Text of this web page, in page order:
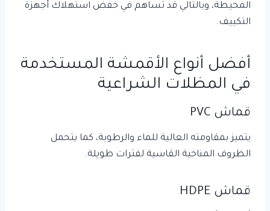
المحيطة، وبالتالي قد تساهم في خفض استهلاك أجهزة
التكييف.
أفضل أنواع الأقمشة المستخدمة
في المظلات الشراعية
قماش PVC
يتميز بمقاومته العالية للماء والرطوبة، كما يتحمل
الظروف المناخية القاسية لفترات طويلة.
قماش HDPE